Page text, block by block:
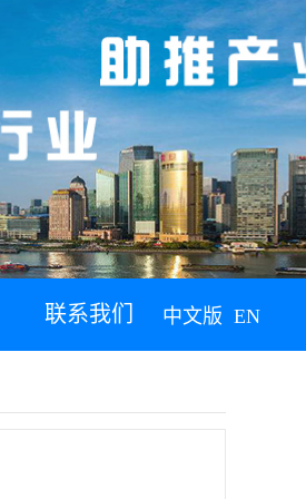
联系我们 中文版 EN